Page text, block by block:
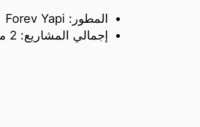
المطور: Forev Yapi
إجمالي المشاريع: 2 مشاريع